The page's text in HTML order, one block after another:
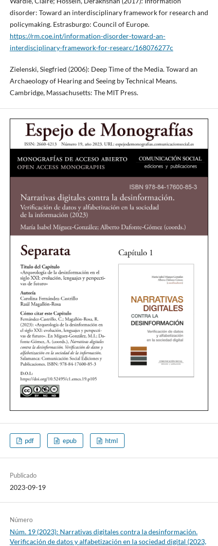
disorder: Toward an interdisciplinary framework for research and
policymaking. Estrasburgo: Council of Europe.
https://rm.coe.int/information-disorder-toward-an-
interdisciplinary-framework-for-researc/168076277c
Zielenski, Siegfried (2006): Deep Time of the Media. Toward an
Archaeology of Hearing and Seeing by Technical Means.
Cambridge, Massachusetts: The MIT Press.
pdf epub html
Publicado
2023-09-19
Número
Núm. 19 (2023): Narrativas digitales contra la desinformación.
Verificación de datos y alfabetización en la sociedad digital (2023,